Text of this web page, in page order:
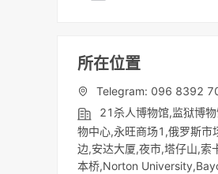
所在位置
Telegram: 096 8392
21杀人博物馆,监狱博
物中心,永旺商场1,俄罗斯市
边,安达大厦,夜市,塔仔山,索
本桥,Norton